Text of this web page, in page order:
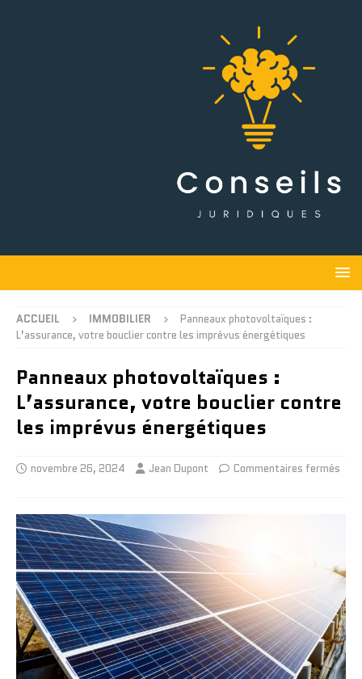
ACCUEIL IMMOBILIER
Panneaux photovoltaïques :
L’assurance, votre bouclier contre les imprévus énergétiques
Panneaux photovoltaïques :
L’assurance, votre bouclier contre
les imprévus énergétiques
novembre 26, 2024 Jean Dupont Commentaires fermés